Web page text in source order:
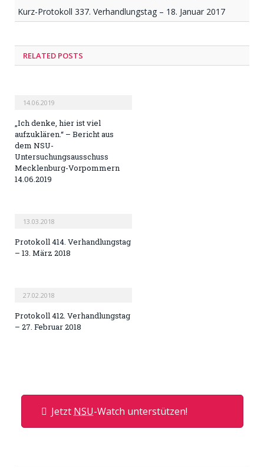
Kurz-Protokoll 337. Verhandlungstag – 18. Januar 2017
RELATED POSTS
14.06.2019
„Ich denke, hier ist viel
aufzuklären.“ – Bericht aus
dem NSU-
Untersuchungsausschuss
Mecklenburg-Vorpommern
14.06.2019
13.03.2018
Protokoll 414. Verhandlungstag
– 13. März 2018
27.02.2018
Protokoll 412. Verhandlungstag
– 27. Februar 2018
Jetzt NSU-Watch unterstützen!